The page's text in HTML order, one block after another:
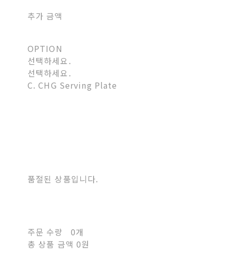
추가 금액
OPTION
선택하세요.
선택하세요.
C. CHG Serving Plate
품절된 상품입니다.
주문 수량
0개
총 상품 금액 0원